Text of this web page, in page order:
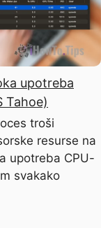
upotreba
Tahoe)
troši
resurse na
upotreba CPU-
svakako